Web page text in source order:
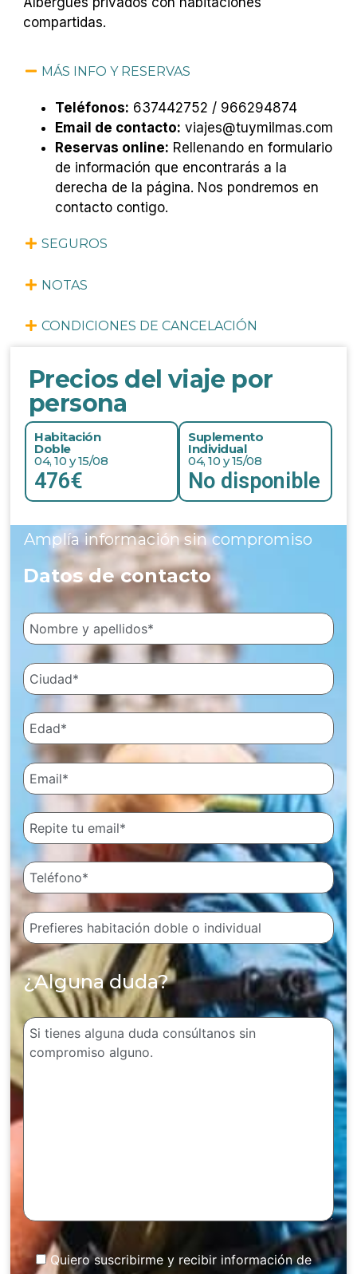
compartidas.
MÁS INFO Y RESERVAS
Teléfonos: 637442752 / 966294874
Email de contacto: viajes@tuymilmas.com
Reservas online: Rellenando en formulario
de información que encontrarás a la
derecha de la página. Nos pondremos en
contacto contigo.
SEGUROS
NOTAS
CONDICIONES DE CANCELACIÓN
Precios del viaje por
persona
Habitación
Doble
04, 10 y 15/08
476€
Suplemento
Individual
04, 10 y 15/08
No disponible
Amplía información sin compromiso
Datos de contacto
¿Alguna duda?
Quiero suscribirme y recibir información de